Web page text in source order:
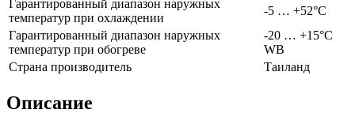
Гарантированный диапазон наружных
температур при охлаждении
-5 … +52°C
Гарантированный диапазон наружных
температур при обогреве
-20 … +15°C
WB
Страна производитель
Таиланд
Описание